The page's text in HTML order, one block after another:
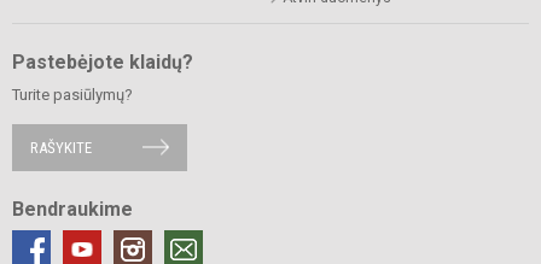
Pastebėjote klaidų?
Turite pasiūlymų?
RAŠYKITE
Bendraukime